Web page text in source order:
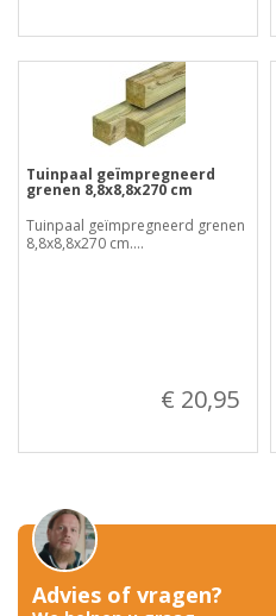
Tuinpaal geïmpregneerd
grenen 8,8x8,8x270 cm
Tuinpaal geïmpregneerd grenen
8,8x8,8x270 cm....
€ 20,95
Advies of vragen?